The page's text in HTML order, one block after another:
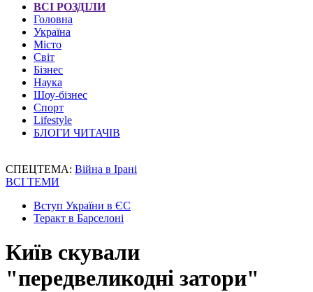
ВСІ РОЗДІЛИ
Головна
Україна
Місто
Світ
Бізнес
Наука
Шоу-бізнес
Спорт
Lifestyle
БЛОГИ ЧИТАЧІВ
СПЕЦТЕМА: Війна в Ірані
ВСІ ТЕМИ
Вступ України в ЄС
Теракт в Барселоні
Київ скували
"передвеликодні затори"